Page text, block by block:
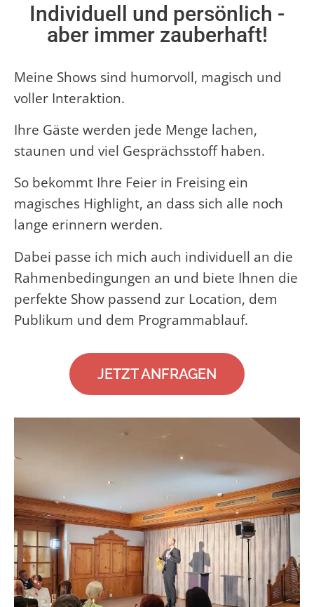
Individuell und persönlich -
aber immer zauberhaft!
Meine Shows sind humorvoll, magisch und
voller Interaktion.
Ihre Gäste werden jede Menge lachen,
staunen und viel Gesprächsstoff haben.
So bekommt Ihre Feier in Freising ein
magisches Highlight, an dass sich alle noch
lange erinnern werden.
Dabei passe ich mich auch individuell an die
Rahmenbedingungen an und biete Ihnen die
perfekte Show passend zur Location, dem
Publikum und dem Programmablauf.
JETZT ANFRAGEN